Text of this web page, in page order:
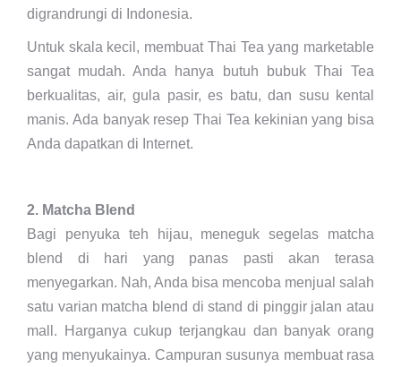
digrandrungi di Indonesia.
Untuk skala kecil, membuat Thai Tea yang marketable
sangat mudah. Anda hanya butuh bubuk Thai Tea
berkualitas, air, gula pasir, es batu, dan susu kental
manis. Ada banyak resep Thai Tea kekinian yang bisa
Anda dapatkan di Internet.
2. Matcha Blend
Bagi penyuka teh hijau, meneguk segelas matcha
blend di hari yang panas pasti akan terasa
menyegarkan. Nah, Anda bisa mencoba menjual salah
satu varian matcha blend di stand di pinggir jalan atau
mall. Harganya cukup terjangkau dan banyak orang
yang menyukainya. Campuran susunya membuat rasa